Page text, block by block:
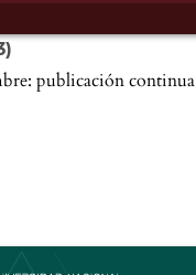
publicación continua